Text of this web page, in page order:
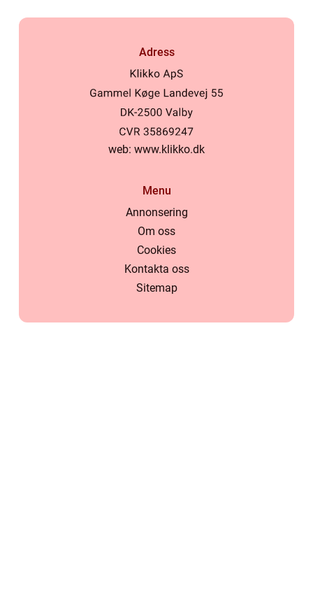
Adress
web: www.klikko.dk
Menu
Annonsering
Om oss
Cookies
Kontakta oss
Sitemap